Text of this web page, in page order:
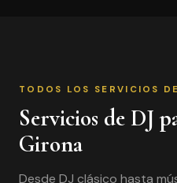
TODOS LOS SERVICIOS
Servicios de DJ
Girona
Desde DJ clásico hasta